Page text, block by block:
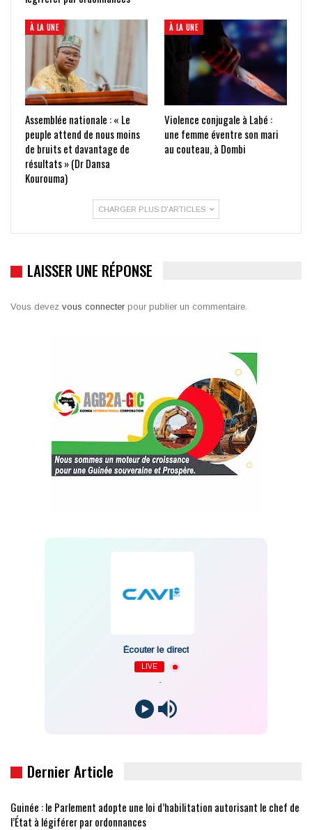
À LA UNE
Assemblée nationale : « Le
peuple attend de nous moins
de bruits et davantage de
résultats » (Dr Dansa
Kourouma)
À LA UNE
Violence conjugale à Labé :
une femme éventre son mari
au couteau, à Dombi
CHARGER PLUS D'ARTICLES
LAISSER UNE RÉPONSE
Vous devez vous connecter pour publier un commentaire.
Écouter le direct
LIVE
Dernier Article
Guinée : le Parlement adopte une loi d’habilitation autorisant le chef de
l’État à légiférer par ordonnances